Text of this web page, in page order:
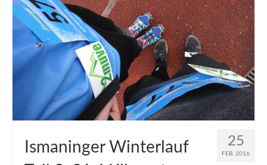
muveLIVELY
muveBOLDLY
muveFAR
25
FEB. 2016
Ismaninger Winterlauf